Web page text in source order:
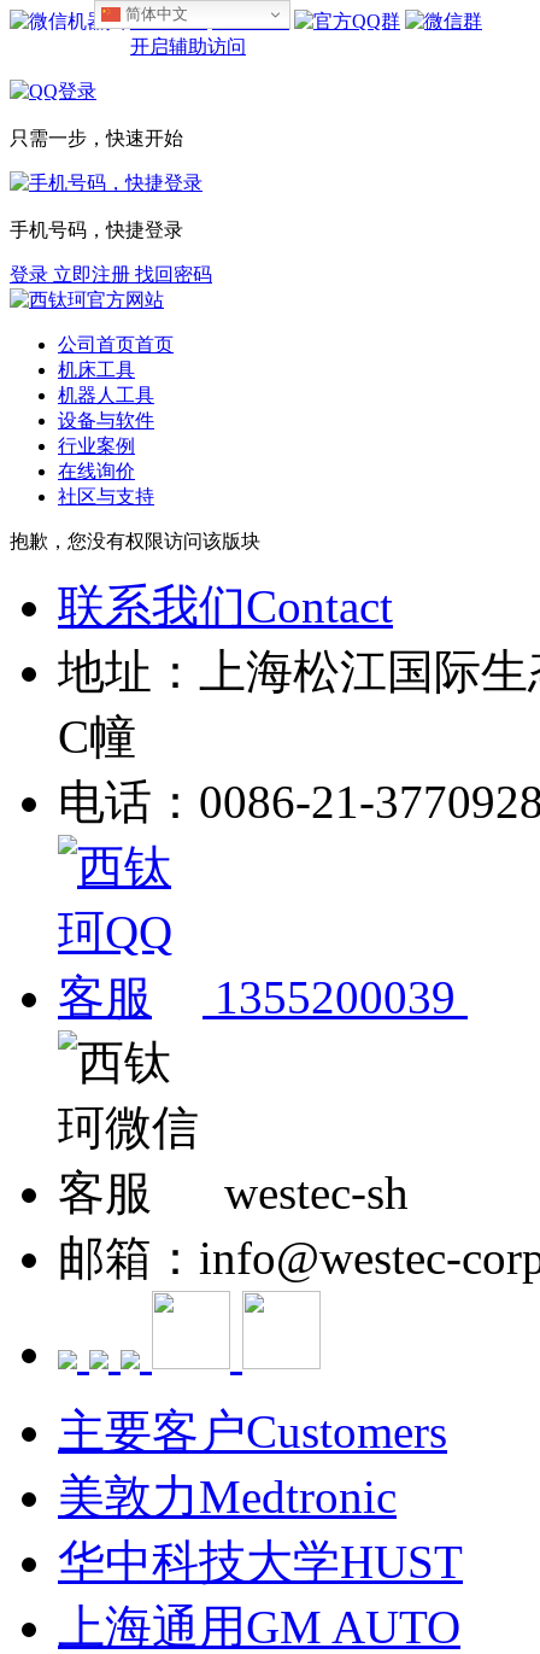
简体中文
设为首页
收藏本站
开启辅助访问
只需一步，快速开始
手机号码，快捷登录
登录 立即注册 找回密码
公司首页首页
机床工具
机器人工具
设备与软件
行业案例
在线询价
社区与支持
抱歉，您没有权限访问该版块
联系我们Contact
地址：上海松江国际
C幢
电话：0086-21-
1355200039
westec-sh
邮箱：info@westec-
主要客户Customers
美敦力Medtronic
华中科技大学HUST
上海通用GM AUTO